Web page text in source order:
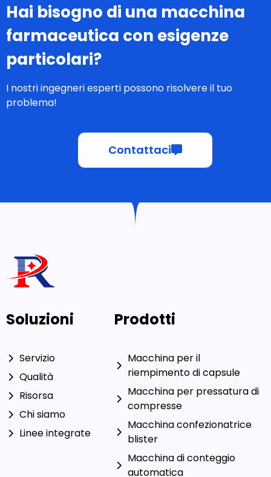
Hai bisogno di una macchina
farmaceutica con esigenze
particolari?
I nostri ingegneri esperti possono risolvere il tuo
problema!
Contattaci
Soluzioni
Servizio
Qualità
Risorsa
Chi siamo
Linee integrate
Prodotti
Macchina per il
riempimento di capsule
Macchina per pressatura di
compresse
Macchina confezionatrice
blister
Macchina di conteggio
automatica